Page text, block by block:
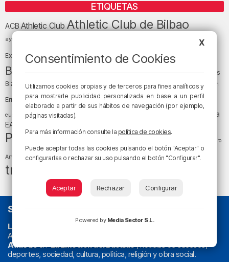
ETIQUETAS
ACBAthletic ClubAthletic Club de Bilbao
ayuntamiento de Bilbao BEC (Bilbao
Exhibition Center) BilbaoBilbao Basket Bizkaia
Bizkaia y sus comarcas Copa del Rey cultura Cáritas
Bizkaia
Deusto Diócesis de Bilbao Egunon Bizkaia el tiempo Enkarterri
Ernesto Valverde Ertzaintza Euskadi (País Vasco)
euskera fiestas fútbol LaLiga
LaLiga
EA Sports
Política sociedadsucesos Teatro
Arriaga tiempotiempo atmosféricotráfico
tráfico en Bizkaia
SOBRE NOSOTROS
La radio sin cadenas
. Desde 1960 haciendo radio en Bilbao.
Actualidad y
Athletic
deportes, sociedad, cultura, política, religión y obra social.
X
Consentimiento de Cookies
Utilizamos cookies propias y de terceros para fines analíticos y
para mostrarle publicidad personalizada en base a un perfil
elaborado a partir de sus hábitos de navegación (por ejemplo,
páginas visitadas).
Para más información consulte la política de cookies.
Puede aceptar todas las cookies pulsando el botón "Aceptar" o
configurarlas o rechazar su uso pulsando el botón "Configurar".
Aceptar Rechazar Configurar
Powered by Media Sector S.L.